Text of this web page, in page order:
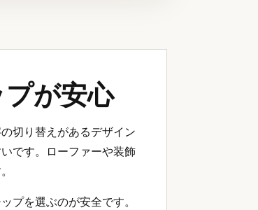
が安心
切り替えがあるデザイン
です。ローファーや装飾
プを選ぶのが安全です。